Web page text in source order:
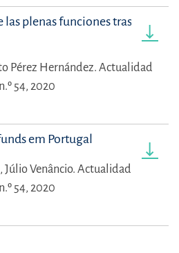
las plenas funciones tras
Pérez Hernández. Actualidad
54, 2020
em Portugal
Júlio Venâncio. Actualidad
54, 2020